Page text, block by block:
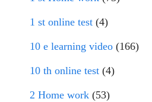
1 st online test (4)
10 e learning video (166)
10 th online test (4)
2 Home work (53)